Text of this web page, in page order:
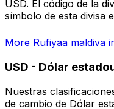
USD. El código de la
símbolo de esta divisa
More Rufiyaa maldiva
USD - Dólar
Nuestras
de cambio de Dólar